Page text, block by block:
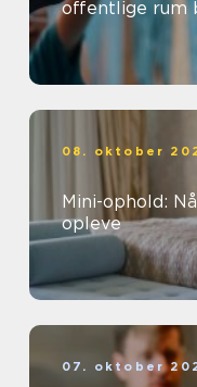
offentlige rum
08. oktober
Mini-ophold:
opleve
07. oktober